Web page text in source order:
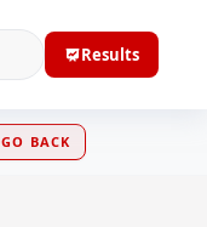
Results
GO BACK